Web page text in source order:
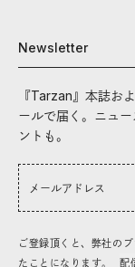
Newsletter
『Tarzan』本誌お
ールで届く。ニュ
ントも。
ご登録頂くと、弊社の
たことになります。
配